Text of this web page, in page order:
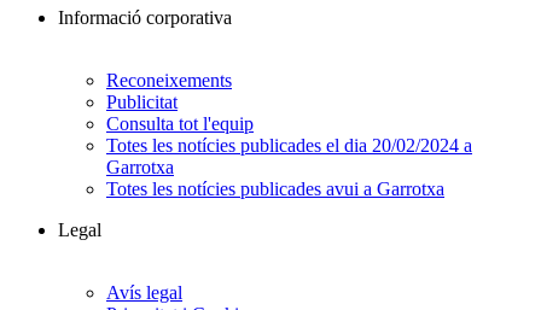
Informació corporativa
Reconeixements
Publicitat
Consulta tot l'equip
Totes les notícies publicades el dia 20/02/2024 a
Garrotxa
Totes les notícies publicades avui a Garrotxa
Legal
Avís legal